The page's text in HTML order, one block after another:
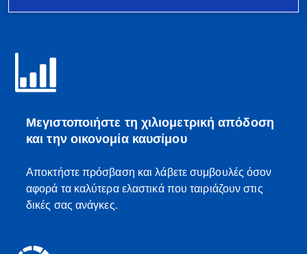
Μεγιστοποιήστε τη χιλιομετρική απόδοση
και την οικονομία καυσίμου
Αποκτήστε πρόσβαση και λάβετε συμβουλές όσον
αφορά τα καλύτερα ελαστικά που ταιριάζουν στις
δικές σας ανάγκες.